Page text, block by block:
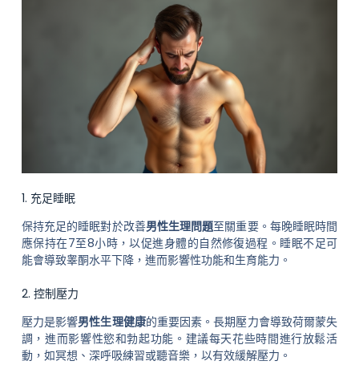
1. 充足睡眠
保持充足的睡眠對於改善男性生理問題至關重要。每晚睡眠時間
應保持在7至8小時，以促進身體的自然修復過程。睡眠不足可
能會導致睾酮水平下降，進而影響性功能和生育能力。
2. 控制壓力
壓力是影響男性生理健康的重要因素。長期壓力會導致荷爾蒙失
調，進而影響性慾和勃起功能。建議每天花些時間進行放鬆活
動，如冥想、深呼吸練習或聽音樂，以有效緩解壓力。